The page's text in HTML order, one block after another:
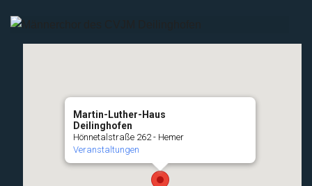
Martin-Luther-Haus
Deilinghofen
Hönnetalstraße 262 - Hemer
Veranstaltungen